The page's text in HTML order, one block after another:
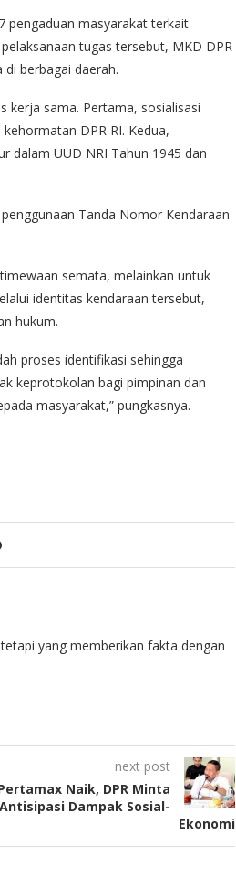
pengaduan masyarakat terkait
tugas tersebut, MKD DPR
berbagai daerah.
kerja sama. Pertama, sosialisasi
DPR RI. Kedua,
dalam UUD NRI Tahun 1945 dan
Tanda Nomor Kendaraan
semata, melainkan untuk
identitas kendaraan tersebut,
hukum.
proses identifikasi sehingga
keprotokolan bagi pimpinan dan
masyarakat,” pungkasnya.
yang memberikan fakta dengan
next post
Naik, DPR Minta
Dampak Sosial-
Ekonomi